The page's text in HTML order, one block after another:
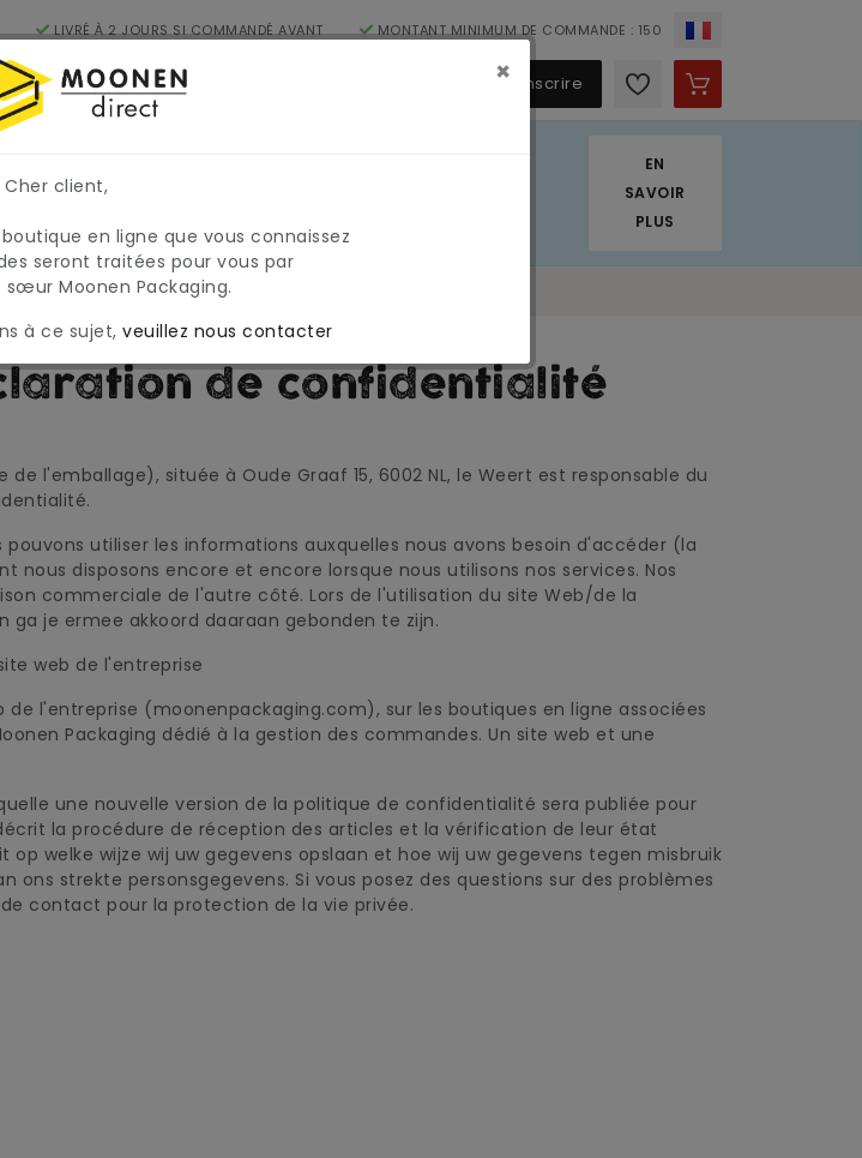
LIVRÉ À 2 JOURS SI COMMANDÉ AVANT
17H
MONTANT MINIMUM DE COMMANDE : 150
FR
S'identifier / S'inscrire
peuvent varier temporairement. Nous appliquons
EN
SAVOIR
PLUS
de confidentialité
l'emballage), située à Oude Graaf 15, 6002 NL, le Weert est responsable du
utiliser les informations auxquelles nous avons besoin d'accéder (la
disposons encore et encore lorsque nous utilisons nos services. Nos
commerciale de l'autre côté. Lors de l'utilisation du site Web/de la
ga je ermee akkoord daaraan gebonden te zijn.
web de l'entreprise
l'entreprise (moonenpackaging.com), sur les boutiques en ligne associées
Packaging dédié à la gestion des commandes. Un site web et une
une nouvelle version de la politique de confidentialité sera publiée pour
la procédure de réception des articles et la vérification de leur état
welke wijze wij uw gegevens opslaan et hoe wij uw gegevens tegen misbruik
strekte personsgegevens. Si vous posez des questions sur des problèmes
contact pour la protection de la vie privée.
×
Cher client,
en ligne que vous connaissez
seront traitées pour vous par
Moonen Packaging.
à ce sujet, veuillez nous contacter